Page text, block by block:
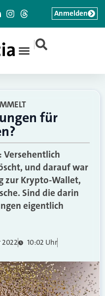
|
Anmelden
für
Versehentlich
und darauf war
zur Krypto-Wallet,
Sind die darin
eigentlich
2022
10:02 Uhr